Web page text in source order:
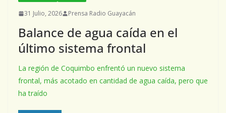
31 Julio, 2026 Prensa Radio Guayacán
Balance de agua caída en el
último sistema frontal
La región de Coquimbo enfrentó un nuevo sistema
frontal, más acotado en cantidad de agua caída, pero que
ha traído